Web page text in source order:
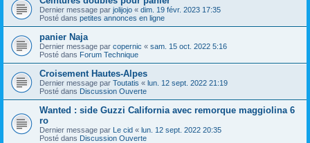
Dernier message par jolijojo « dim. 19 févr. 2023 17:35
Posté dans petites annonces en ligne
panier Naja
Dernier message par copernic « sam. 15 oct. 2022 5:16
Posté dans Forum Technique
Croisement Hautes-Alpes
Dernier message par Toutatis « lun. 12 sept. 2022 21:19
Posté dans Discussion Ouverte
Wanted : side Guzzi California avec remorque maggiolina 6
ro
Dernier message par Le cid « lun. 12 sept. 2022 20:35
Posté dans Discussion Ouverte